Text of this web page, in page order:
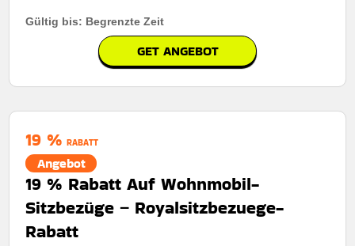
Gültig bis: Begrenzte Zeit
GET ANGEBOT
19 % RABATT
Angebot
19 % Rabatt Auf Wohnmobil-
Sitzbezüge – Royalsitzbezuege-
Rabatt